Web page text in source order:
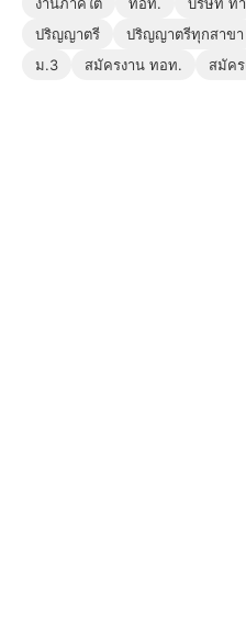
ปริญญาตรี
ปริญญาตรีทุกสาขา
ม.3
สมัครงาน ทอท. สมัค